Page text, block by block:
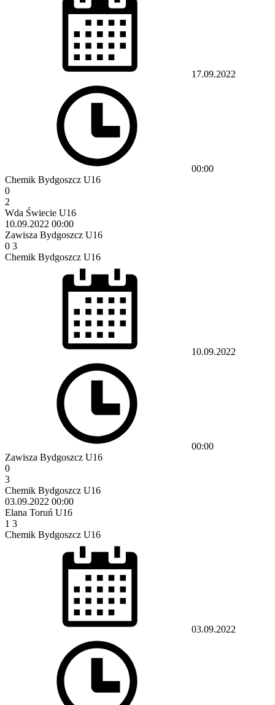
17.09.2022
00:00
Chemik Bydgoszcz U16
0
2
Wda Świecie U16
10.09.2022 00:00
Zawisza Bydgoszcz U16
0 3
Chemik Bydgoszcz U16
10.09.2022
00:00
Zawisza Bydgoszcz U16
0
3
Chemik Bydgoszcz U16
03.09.2022 00:00
Elana Toruń U16
1 3
Chemik Bydgoszcz U16
03.09.2022